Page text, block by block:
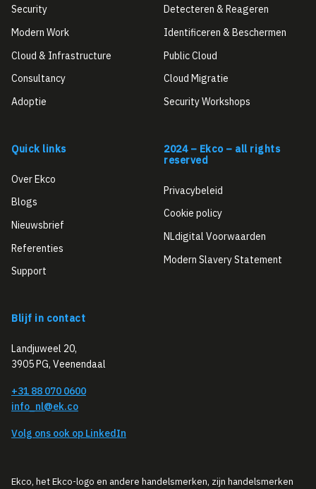
Security
Modern Work
Cloud & Infrastructure
Consultancy
Adoptie
Detecteren & Reageren
Identificeren & Beschermen
Public Cloud
Cloud Migratie
Security Workshops
Quick links
Over Ekco
Blogs
Nieuwsbrief
Referenties
Support
2024 – Ekco – all rights
reserved
Privacybeleid
Cookie policy
NLdigital Voorwaarden
Modern Slavery Statement
Blijf in contact
Landjuweel 20,
3905 PG, Veenendaal
+31 88 070 0600
info_nl@ek.co
Volg ons ook op LinkedIn
Ekco, het Ekco-logo en andere handelsmerken, zijn handelsmerken